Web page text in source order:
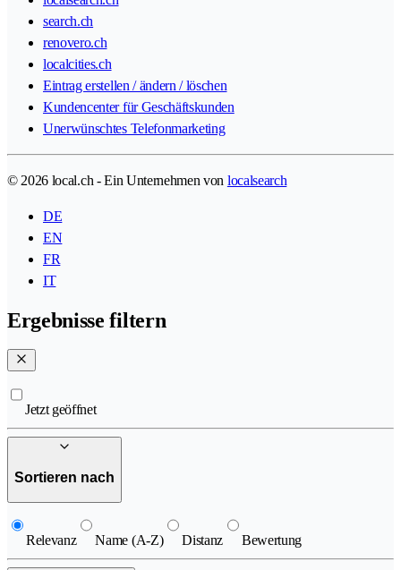
search.ch
renovero.ch
localcities.ch
Eintrag erstellen / ändern / löschen
Kundencenter für Geschäftskunden
Unerwünschtes Telefonmarketing
© 2026 local.ch - Ein Unternehmen von localsearch
DE
EN
FR
IT
Ergebnisse filtern
Jetzt geöffnet
Sortieren nach
Relevanz Name (A-Z) Distanz Bewertung